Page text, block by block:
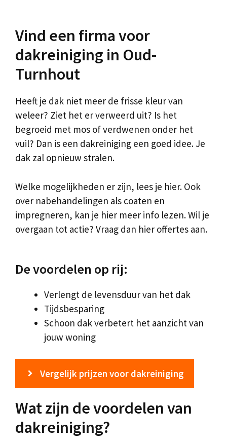
Vind een firma voor
dakreiniging in Oud-
Turnhout
Heeft je dak niet meer de frisse kleur van
weleer? Ziet het er verweerd uit? Is het
begroeid met mos of verdwenen onder het
vuil? Dan is een dakreiniging een goed idee. Je
dak zal opnieuw stralen.
Welke mogelijkheden er zijn, lees je hier. Ook
over nabehandelingen als coaten en
impregneren, kan je hier meer info lezen. Wil je
overgaan tot actie? Vraag dan hier offertes aan.
De voordelen op rij:
Verlengt de levensduur van het dak
Tijdsbesparing
Schoon dak verbetert het aanzicht van
jouw woning
Vergelijk prijzen voor dakreiniging
Wat zijn de voordelen van
dakreiniging?